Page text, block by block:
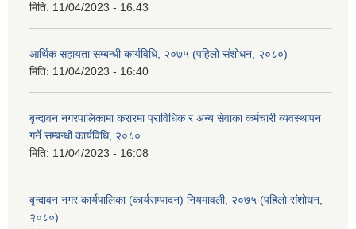
मिति: 11/04/2023 - 16:43
आर्थिक सहायता सम्बन्धी कार्यविधि, २०७५ (पहिलो संशोधन, २०८०)
मिति: 11/04/2023 - 16:40
बृन्दावन नगरपालिकामा करारमा प्राविधिक र अन्य सेवाका कर्मचारी व्यवस्थापन
गर्ने सम्बन्धी कार्यविधि, २०८०
मिति: 11/04/2023 - 16:08
बृन्दावन नगर कार्यपालिका (कार्यसम्पादन) नियमावली, २०७५ (पहिलो संशोधन,
२०८०)